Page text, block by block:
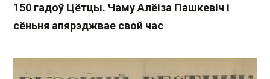
150 гадоў Цётцы. Чаму Алёіза Пашкевіч і
сёньня апярэджвае свой час